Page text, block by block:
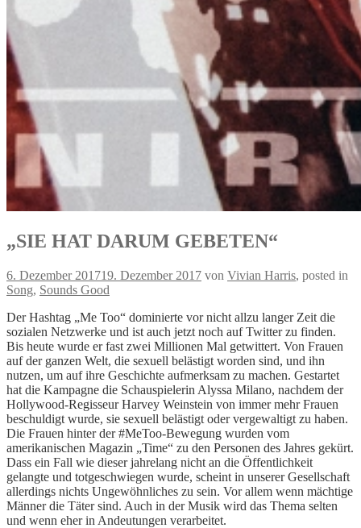
„SIE HAT DARUM GEBETEN“
6. Dezember 201719. Dezember 2017 von Vivian Harris, posted in
Song, Sounds Good
Der Hashtag „Me Too“ dominierte vor nicht allzu langer Zeit die
sozialen Netzwerke und ist auch jetzt noch auf Twitter zu finden.
Bis heute wurde er fast zwei Millionen Mal getwittert. Von Frauen
auf der ganzen Welt, die sexuell belästigt worden sind, und ihn
nutzen, um auf ihre Geschichte aufmerksam zu machen. Gestartet
hat die Kampagne die Schauspielerin Alyssa Milano, nachdem der
Hollywood-Regisseur Harvey Weinstein von immer mehr Frauen
beschuldigt wurde, sie sexuell belästigt oder vergewaltigt zu haben.
Die Frauen hinter der #MeToo-Bewegung wurden vom
amerikanischen Magazin „Time“ zu den Personen des Jahres gekürt.
Dass ein Fall wie dieser jahrelang nicht an die Öffentlichkeit
gelangte und totgeschwiegen wurde, scheint in unserer Gesellschaft
allerdings nichts Ungewöhnliches zu sein. Vor allem wenn mächtige
Männer die Täter sind. Auch in der Musik wird das Thema selten
und wenn eher in Andeutungen verarbeitet.